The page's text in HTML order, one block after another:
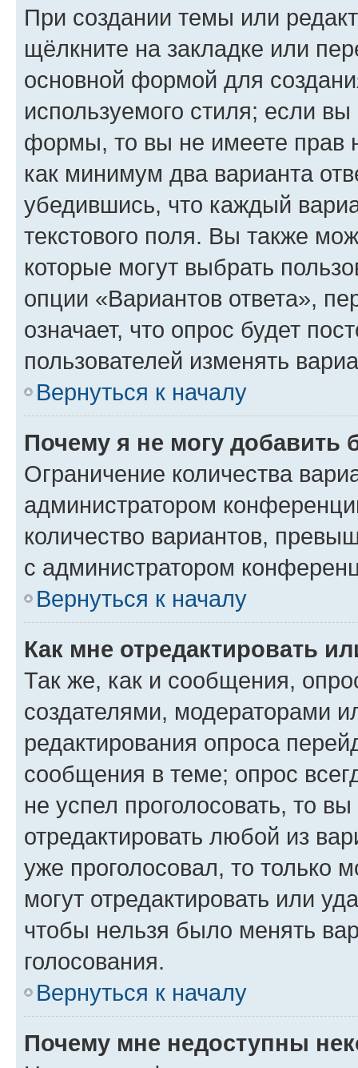
При создании темы или
щёлкните на закладке или
основной формой для
используемого стиля; если
формы, то вы не имеете прав
как минимум два варианта
убедившись, что каждый
текстового поля. Вы также
которые могут выбрать
опции «Вариантов ответа»,
означает, что опрос будет
пользователей изменять
Вернуться к началу
Почему я не могу добавить
Ограничение количества
администратором
количество вариантов,
с администратором
Вернуться к началу
Как мне отредактировать
Так же, как и сообщения,
создателями, модераторами
редактирования опроса
сообщения в теме; опрос
не успел проголосовать, то
отредактировать любой из
уже проголосовал, то только
могут отредактировать или
чтобы нельзя было менять
голосования.
Вернуться к началу
Почему мне недоступны